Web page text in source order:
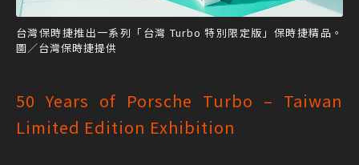
台灣保時捷推出一系列「台灣 Turbo 特別限定版」保時捷精品。
圖／台灣保時捷提供
50 Years of Porsche Turbo – Taiwan
Limited Edition Exhibition